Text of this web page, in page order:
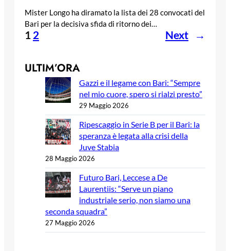
Mister Longo ha diramato la lista dei 28 convocati del
Bari per la decisiva sfida di ritorno dei…
1 2 Next →
ULTIM’ORA
Gazzi e il legame con Bari: “Sempre
nel mio cuore, spero si rialzi presto”
29 Maggio 2026
Ripescaggio in Serie B per il Bari: la
speranza è legata alla crisi della
Juve Stabia
28 Maggio 2026
Futuro Bari, Leccese a De
Laurentiis: “Serve un piano
industriale serio, non siamo una
seconda squadra”
27 Maggio 2026